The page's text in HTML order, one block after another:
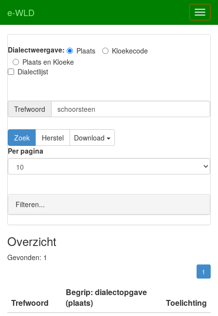
e-WLD
Dialectweergave: Plaats
Kloekecode
Plaats en Kloeke
Dialectlijst
Trefwoord
Download
Per pagina
Filteren...
Overzicht
Gevonden: 1
1
Trefwoord
Begrip: dialectopgave
(plaats)
Toelichting